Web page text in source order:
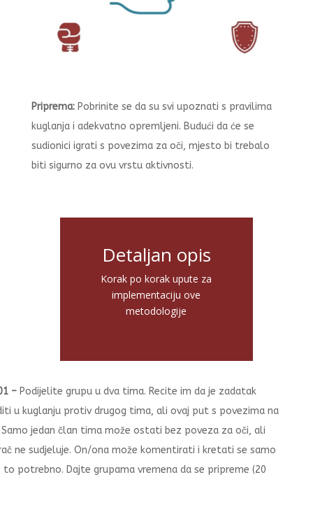
Priprema: Pobrinite se da su svi upoznati s pravilima
kuglanja i adekvatno opremljeni. Budući da će se
sudionici igrati s povezima za oči, mjesto bi trebalo
biti sigurno za ovu vrstu aktivnosti.
Detaljan opis
Korak po korak upute za
implementaciju ove
metodologije
–Podijelite grupu u dva tima. Recite im da je zadatak
u kuglanju protiv drugog tima, ali ovaj put s povezima na
jedan član tima može ostati bez poveza za oči, ali
ne sudjeluje. On/ona može komentirati i kretati se samo
to potrebno. Dajte grupama vremena da se pripreme (20